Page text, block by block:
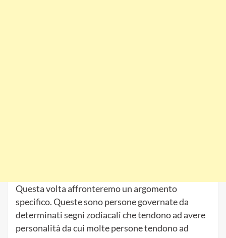
Questa volta affronteremo un argomento
specifico. Queste sono persone governate da
determinati segni zodiacali che tendono ad avere
personalità da cui molte persone tendono ad